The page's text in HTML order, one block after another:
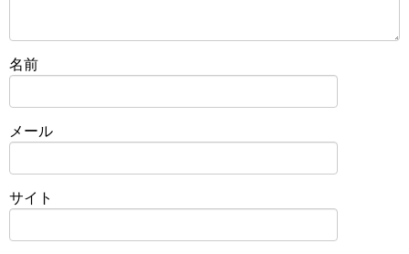
名前
メール
サイト